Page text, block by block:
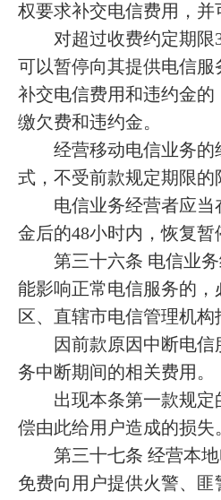
权要求补交电信费用，
对超过收费约定期限
可以暂停向其提供电信
补交电信费用和违约金
缴欠费和违约金。
经营移动电信业务的
式，不受前款规定期限的
电信业务经营者应当
金后的48小时内，恢复暂
第三十六条 电信业务
能影响正常电信服务的
区、直辖市电信管理机构
因前款原因中断电信
务中断期间的相关费用。
出现本条第一款规定
偿由此给用户造成的损失
第三十七条 经营本地
免费向用户提供火警、